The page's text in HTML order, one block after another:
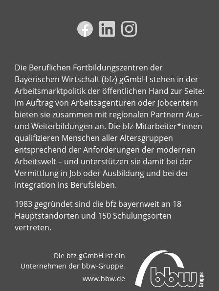
Die Beruflichen Fortbildungszentren der
Bayerischen Wirtschaft (bfz) gGmbH stehen in der
Arbeitsmarktpolitik der öffentlichen Hand zur Seite:
Im Auftrag von Arbeitsagenturen oder Jobcentern
bieten sie zusammen mit regionalen Partnern Aus-
und Weiterbildungen an. Die bfz-Mitarbeiter*innen
qualifizieren Menschen aller Altersgruppen
entsprechend der Anforderungen der modernen
Arbeitswelt – und unterstützen sie damit bei der
Vermittlung in Job oder Ausbildung und bei der
Integration ins Berufsleben.
1983 gegründet sind die bfz bayernweit an 18
Hauptstandorten und 150 Schulungsorten
vertreten.
Die bfz gGmbH ist ein
Unternehmen der bbw-Gruppe.
www.bbw.de